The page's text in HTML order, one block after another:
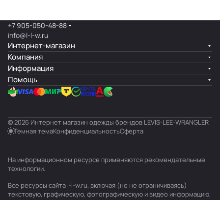
+7 905-050-48-88
info@l-l-w.ru
Интернет-магазин
Компания
Информация
Помощь
© 2026 Интернет магазин одежды брендов LEVIS-LEE-WRANGLER
Темная темаКонфиденциальностьОферта
На информационном ресурсе применяются рекомендательные
технологии.
Все ресурсы сайта l-l-w.ru, включая (но не ограничиваясь)
текстовую, графическую, фотографическую и видео информацию,